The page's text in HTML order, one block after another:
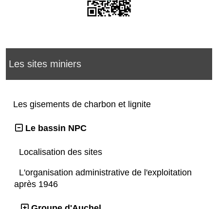
Les sites miniers
Les gisements de charbon et lignite
Le bassin NPC
Localisation des sites
L'organisation administrative de l'exploitation
après 1946